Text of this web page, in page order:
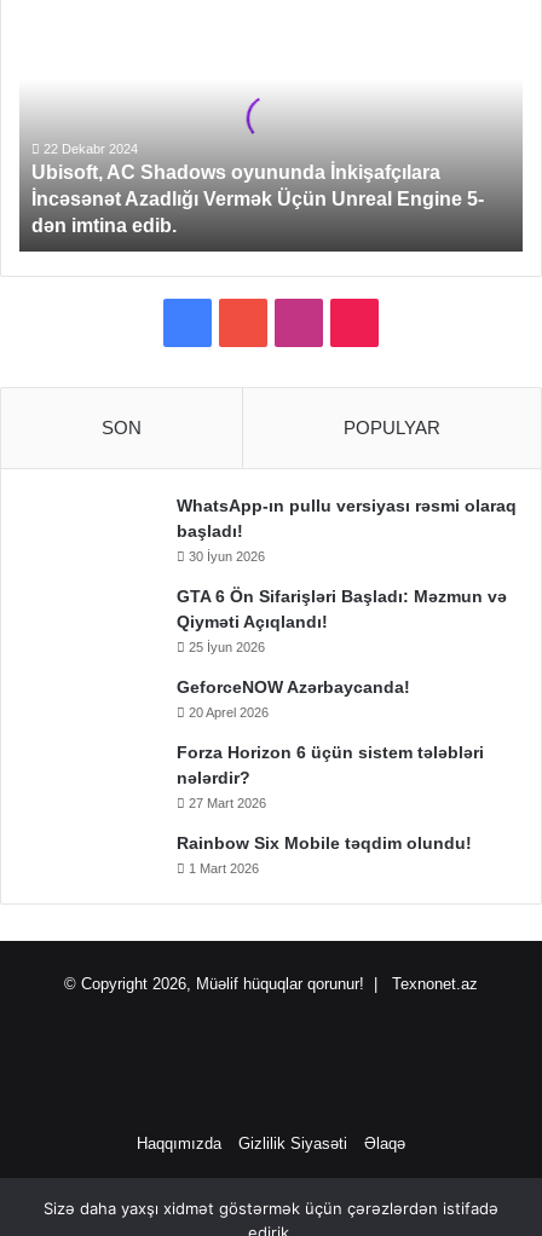
Azadlığı
Vermək
Üçün
Unreal
Engine
5-
22 Dekabr 2024
Ubisoft, AC Shadows oyununda İnkişafçılara
İncəsənət Azadlığı Vermək Üçün Unreal Engine 5-
dən imtina edib.
SON POPULYAR
WhatsApp-ın pullu versiyası rəsmi olaraq
başladı!
30 İyun 2026
GTA 6 Ön Sifarişləri Başladı: Məzmun və
Qiyməti Açıqlandı!
25 İyun 2026
GeforceNOW Azərbaycanda!
20 Aprel 2026
Forza Horizon 6 üçün sistem tələbləri
nələrdir?
27 Mart 2026
Rainbow Six Mobile təqdim olundu!
1 Mart 2026
© Copyright 2026, Müəlif hüquqlar qorunur! | Texnonet.az
Haqqımızda Gizlilik Siyasəti Əlaqə
FacebookYouTubeInstagram
TikTok
Sizə daha yaxşı xidmət göstərmək üçün çərəzlərdən istifadə